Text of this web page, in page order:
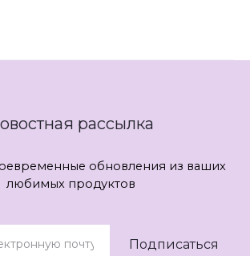
рассылка
обновления из ваших
любимых продуктов